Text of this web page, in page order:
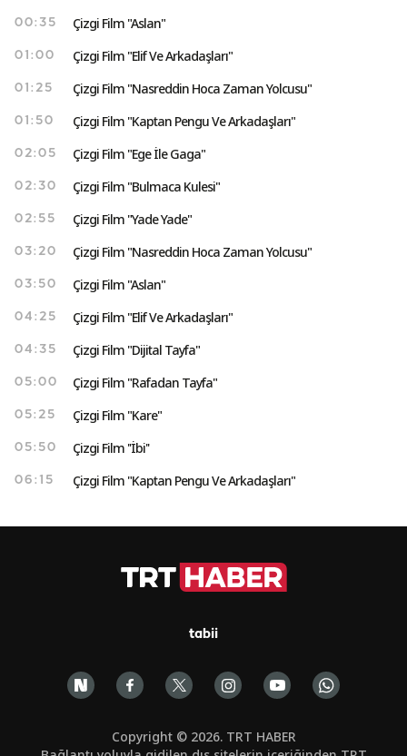
00:35 Çizgi Film "Aslan"
01:00 Çizgi Film "Elif Ve Arkadaşları"
01:25 Çizgi Film "Nasreddin Hoca Zaman Yolcusu"
01:50 Çizgi Film "Kaptan Pengu Ve Arkadaşları"
02:05 Çizgi Film "Ege İle Gaga"
02:30 Çizgi Film "Bulmaca Kulesi"
02:55 Çizgi Film "Yade Yade"
03:20 Çizgi Film "Nasreddin Hoca Zaman Yolcusu"
03:50 Çizgi Film "Aslan"
04:25 Çizgi Film "Elif Ve Arkadaşları"
04:35 Çizgi Film "Dijital Tayfa"
05:00 Çizgi Film "Rafadan Tayfa"
05:25 Çizgi Film "Kare"
05:50 Çizgi Film ''İbi''
06:15 Çizgi Film "Kaptan Pengu Ve Arkadaşları"
tabii
Copyright © 2026. TRT HABER